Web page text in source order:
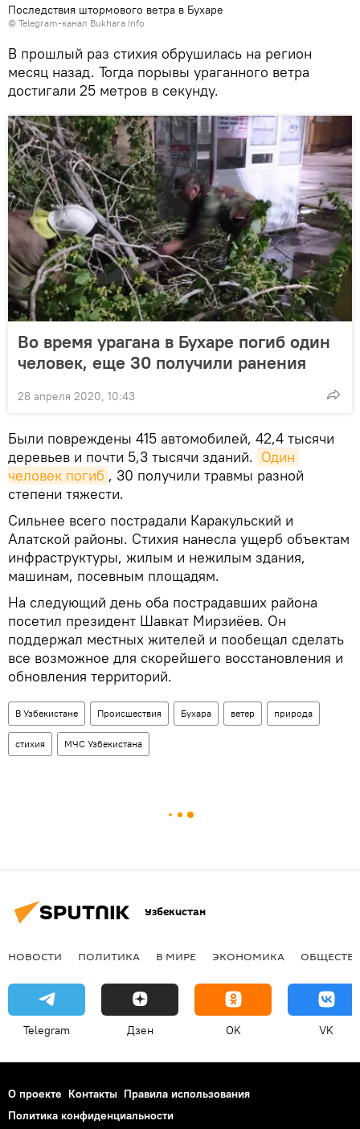
Последствия штормового ветра в Бухаре
© Telegram-канал Bukhara Info
В прошлый раз стихия обрушилась на регион
месяц назад. Тогда порывы ураганного ветра
достигали 25 метров в секунду.
Во время урагана в Бухаре погиб один
человек, еще 30 получили ранения
28 апреля 2020, 10:43
Были повреждены 415 автомобилей, 42,4 тысячи
деревьев и почти 5,3 тысячи зданий. Один
человек погиб , 30 получили травмы разной
степени тяжести.
Сильнее всего пострадали Каракульский и
Алатской районы. Стихия нанесла ущерб объектам
инфраструктуры, жилым и нежилым здания,
машинам, посевным площадям.
На следующий день оба пострадавших района
посетил президент Шавкат Мирзиёев. Он
поддержал местных жителей и пообещал сделать
все возможное для скорейшего восстановления и
обновления территорий.
В Узбекистане Происшествия Бухара ветер природа
стихия МЧС Узбекистана
Узбекистан
НОВОСТИ ПОЛИТИКА В МИРЕ ЭКОНОМИКА
Telegram Дзен OK VK
О проекте Контакты Правила использования
Политика конфиденциальности